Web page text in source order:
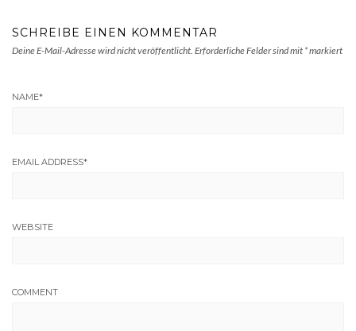
SCHREIBE EINEN KOMMENTAR
Deine E-Mail-Adresse wird nicht veröffentlicht. Erforderliche Felder sind mit *markiert
NAME*
EMAIL ADDRESS*
WEBSITE
COMMENT